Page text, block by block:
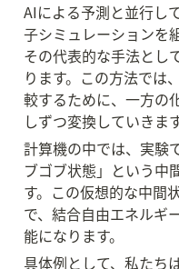
AIによる予測と並行し
子シミュレーションを
その代表的な手法とし
ります。この方法では
較するために、一方の
しずつ変換していきます
計算機の中では、実験
ブゴブ状態」という中
す。この仮想的な中間
で、結合自由エネルギ
能になります。
具体例として、私たち